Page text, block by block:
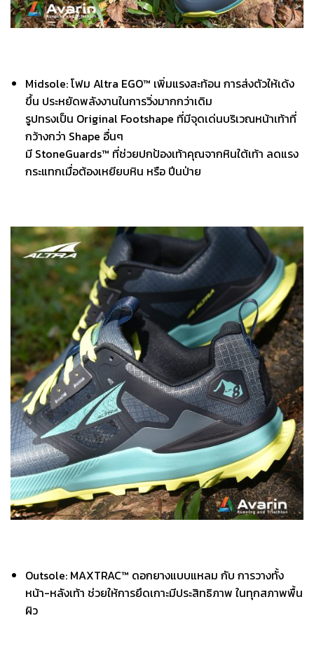
Midsole: โฟม Altra EGO™ เพิ่มแรงสะท้อน การส่งตัวให้เด้ง
ขึ้น ประหยัดพลังงานในการวิ่งมากกว่าเดิม
รูปทรงเป็น Original Footshape ที่มีจุดเด่นบริเวณหน้าเท้าที่
กว้างกว่า Shape อื่นๆ
มี StoneGuards™ ที่ช่วยปกป้องเท้าคุณจากหินใต้เท้า ลดแรง
กระแทกเมื่อต้องเหยียบหิน หรือ ปีนป่าย
Outsole: MAXTRAC™ ดอกยางแบบแหลม กับ การวางทั้ง
หน้า-หลังเท้า ช่วยให้การยึดเกาะมีประสิทธิภาพ ในทุกสภาพพื้น
ผิว